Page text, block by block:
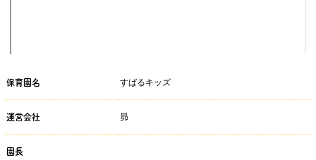
保育園名 すばるキッズ
運営会社 昴
園長